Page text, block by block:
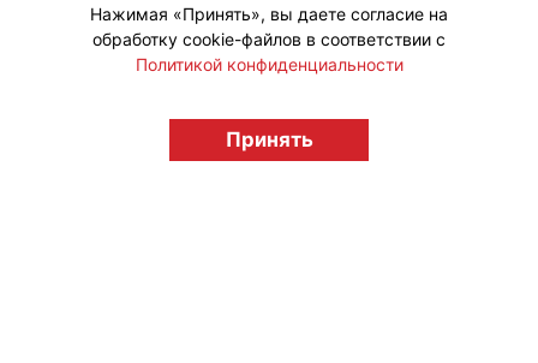
licensingrussia.ru, 2009-2026 12+
Нажимая «Принять», вы даете согласие на
обработку cookie-файлов в соответствии с
Политикой конфиденциальности
Принять